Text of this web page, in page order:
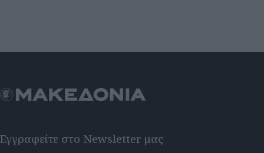
Εγγραφείτε στο Newsletter μας